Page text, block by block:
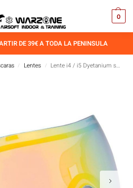
0
DE 39€ A TODA LA PENINSULA
/ Lentes / Lente i4 / i5 Dyetanium smk / Northern Lights